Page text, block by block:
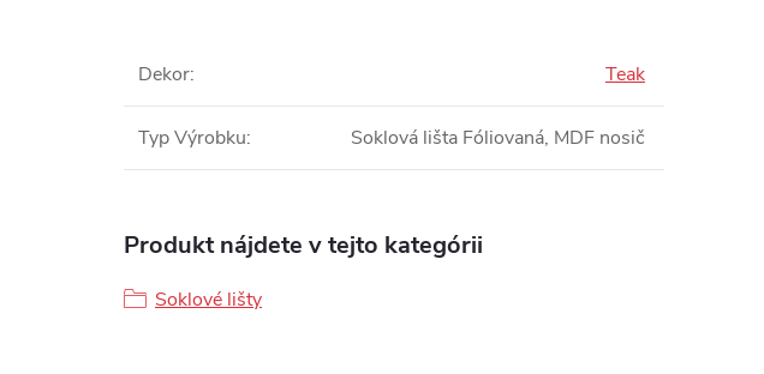
Dekor: Teak
Typ Výrobku: Soklová lišta Fóliovaná, MDF nosič
Produkt nájdete v tejto kategórii
Soklové lišty